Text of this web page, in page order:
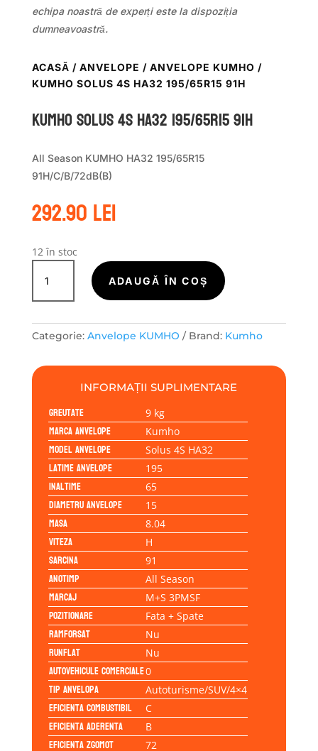
echipa noastră de experți este la dispoziția
dumneavoastră.
ACASĂ / ANVELOPE / ANVELOPE KUMHO /
KUMHO SOLUS 4S HA32 195/65R15 91H
Kumho SOLUS 4S HA32 195/65R15 91H
All Season KUMHO HA32 195/65R15
91H/C/B/72dB(B)
292.90lei
12 în stoc
Cantitate
Kumho
SOLUS
HA32
91H
ADAUGĂ ÎN COȘ
Categorie: Anvelope KUMHO Brand: Kumho
INFORMAȚII SUPLIMENTARE
Greutate 9 kg
Marca anvelope Kumho
Model anvelope Solus 4S HA32
Latime anvelope 195
Inaltime 65
Diametru anvelope 15
Masa 8.04
Viteza H
Sarcina 91
Anotimp All Season
Marcaj M+S 3PMSF
Pozitionare Fata + Spate
Ramforsat Nu
Runflat Nu
Autovehicule comerciale0
Tip anvelopa Autoturisme/SUV/4×4
Eficienta Combustibil C
Eficienta Aderenta B
Eficienta Zgomot 72